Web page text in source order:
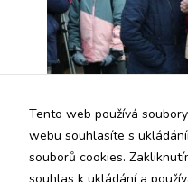
Tento web používá
webu souhlasíte s
souborů cookies.